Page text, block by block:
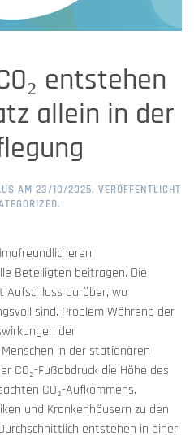
entstehen
allein in der
AM 23/10/2025. VERÖFFENTLICHT
.
Beteiligten beitragen. Die
Aufschluss darüber, wo
sind. Problem Während der
der
in der stationären
CO₂-Fußabdruck die Höhe des
CO₂-Aufkommens.
und Krankenhäusern zu den
entstehen in einer